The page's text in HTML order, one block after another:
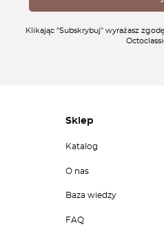
Klikając "Subskrybuj" wyrażasz
Sklep
Katalog
O nas
Baza wiedzy
FAQ